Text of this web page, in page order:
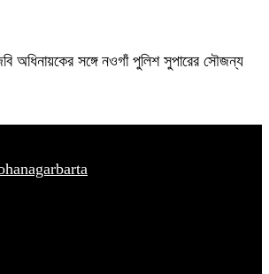
অধিনায়কের সঙ্গে নওগাঁ পুলিশ সুপারের সৌজন্য